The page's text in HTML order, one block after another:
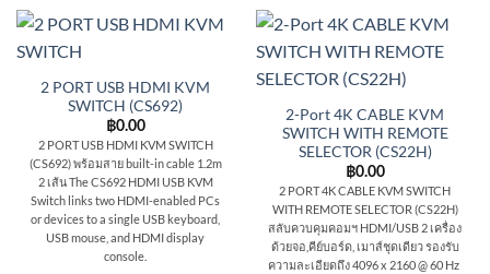
2 PORT USB HDMI KVM
SWITCH (CS692)
฿0.00
2 PORT USB HDMI KVM SWITCH
(CS692) พร้อมสาย built-in cable 1.2m
2 เส้น The CS692 HDMI USB KVM
Switch links two HDMI-enabled PCs
or devices to a single USB keyboard,
USB mouse, and HDMI display
console.
2-Port 4K CABLE KVM
SWITCH WITH REMOTE
SELECTOR (CS22H)
฿0.00
2 PORT 4K CABLE KVM SWITCH
WITH REMOTE SELECTOR (CS22H)
สลับควบคุมคอมฯ HDMI/USB 2 เครื่อง
ด้วยจอ,คีย์บอร์ด, เมาส์ชุดเดียว รองรับ
ความละเอียดถึง 4096 x 2160 @ 60 Hz